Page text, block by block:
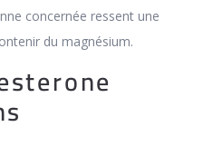
concernée ressent une
du magnésium.